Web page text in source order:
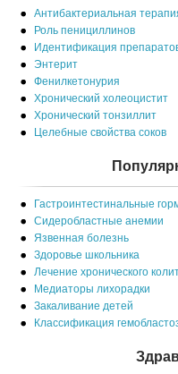
Антибактериальная
Роль пенициллинов
Идентификация
Энтерит
Фенилкетонурия
Хронический холеоцистит
Хронический тонзиллит
Целебные свойства соков
Гастроинтестинальные
Сидеробластные анемии
Язвенная болезнь
Здоровье школьника
Лечение хронического
Медиаторы лихорадки
Закаливание детей
Классификация